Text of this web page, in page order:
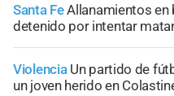
Santa FeAllanamientos en
detenido por intentar
Violencia Un partido de
un joven herido en